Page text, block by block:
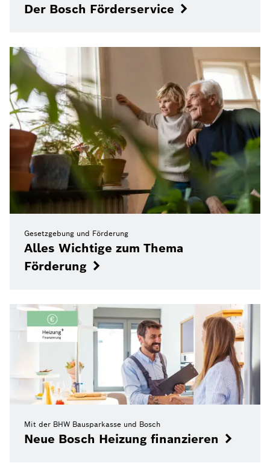
Der Bosch Förderservice
Gesetzgebung und Förderung
Alles Wichtige zum Thema
Förderung
Mit der BHW Bausparkasse und Bosch
Neue Bosch Heizung finanzieren